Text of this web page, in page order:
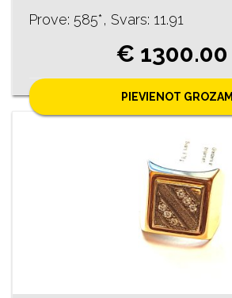
Prove: 585*, Svars: 11.91
€ 1300.00
PIEVIENOT GROZAM